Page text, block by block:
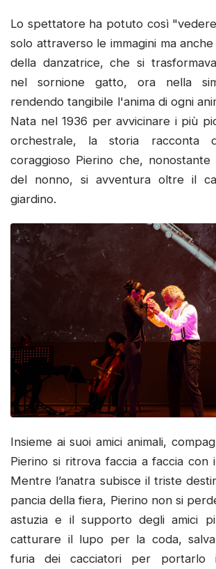
Lo spettatore ha potuto così
solo attraverso le immagini ma
della danzatrice, che si
nel sornione gatto, ora nella
rendendo tangibile l'anima di ogni
Nata nel 1936 per avvicinare i più
orchestrale, la storia racconta
coraggioso Pierino che, nonostante
del nonno, si avventura oltre il
giardino.
Insieme ai suoi amici animali,
Pierino si ritrova faccia a faccia con
Mentre l’anatra subisce il triste
pancia della fiera, Pierino non si
astuzia e il supporto degli amici
catturare il lupo per la coda,
furia dei cacciatori per portarlo